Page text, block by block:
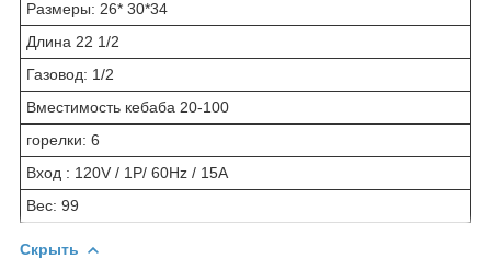
Размеры: 26* 30*34
Длина 22 1/2
Газовод: 1/2
Вместимость кебаба 20-100
горелки: 6
Вход : 120V / 1P/ 60Hz / 15A
Вес: 99
Скрыть